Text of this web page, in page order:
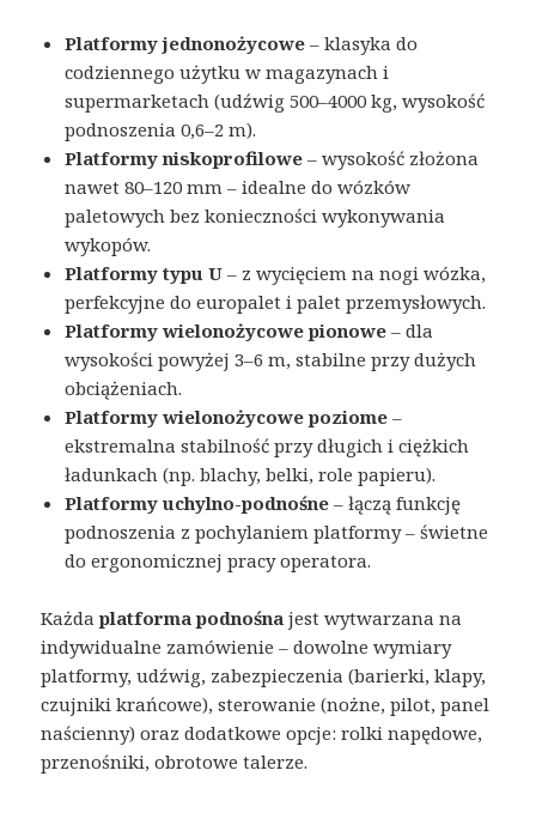
Platformy jednonożycowe – klasyka do
codziennego użytku w magazynach i
supermarketach (udźwig 500–4000 kg, wysokość
podnoszenia 0,6–2 m).
Platformy niskoprofilowe – wysokość złożona
nawet 80–120 mm – idealne do wózków
paletowych bez konieczności wykonywania
wykopów.
Platformy typu U – z wycięciem na nogi wózka,
perfekcyjne do europalet i palet przemysłowych.
Platformy wielonożycowe pionowe – dla
wysokości powyżej 3–6 m, stabilne przy dużych
obciążeniach.
Platformy wielonożycowe poziome –
ekstremalna stabilność przy długich i ciężkich
ładunkach (np. blachy, belki, role papieru).
Platformy uchylno-podnośne – łączą funkcję
podnoszenia z pochylaniem platformy – świetne
do ergonomicznej pracy operatora.
Każdaplatforma podnośna jest wytwarzana na
indywidualne zamówienie – dowolne wymiary
platformy, udźwig, zabezpieczenia (barierki, klapy,
czujniki krańcowe), sterowanie (nożne, pilot, panel
naścienny) oraz dodatkowe opcje: rolki napędowe,
przenośniki, obrotowe talerze.